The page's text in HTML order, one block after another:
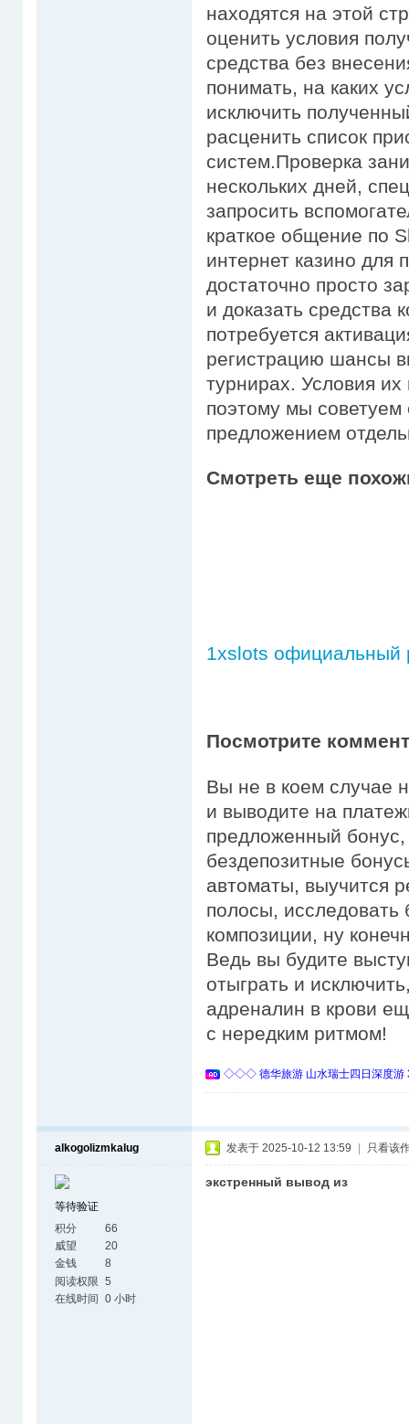
находятся на этой
оценить условия
средства без
понимать, на каких
исключить
расценить список
систем.Проверка
нескольких дней,
запросить
краткое общение по
интернет казино для
достаточно просто
и доказать средства
потребуется
регистрацию шансы
турнирах. Условия
поэтому мы
предложением
Смотреть еще
1xslots официальный
Посмотрите
Вы не в коем случае
и выводите на
предложенный
бездепозитные
автоматы, выучится
полосы,
композиции, ну
Ведь вы будите
отыграть и
адреналин в крови
с нередким ритмом!
◇◇◇ 德华旅游 山水瑞士四日深度
alkogolizmkalug
等待验证
积分
66
威望
20
金钱
8
阅读权限 5
在线时间 0 小时
发表于 2025-10-12 13:59 只看该
экстренный вывод из